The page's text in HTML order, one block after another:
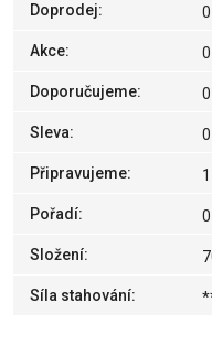
Doprodej: 0
Akce: 0
Doporučujeme: 0
Sleva: 0
Připravujeme: 1
Pořadí: 0
Složení:
Síla stahování: